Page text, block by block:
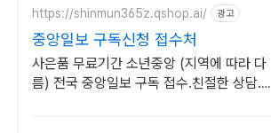
https://shinmun365z.qshop.ai/ 광고
중앙일보 구독신청 접수처
사은품 무료기간 소년중앙 (지역에 따라 다
름) 전국 중앙일보 구독 접수.친절한 상담.경